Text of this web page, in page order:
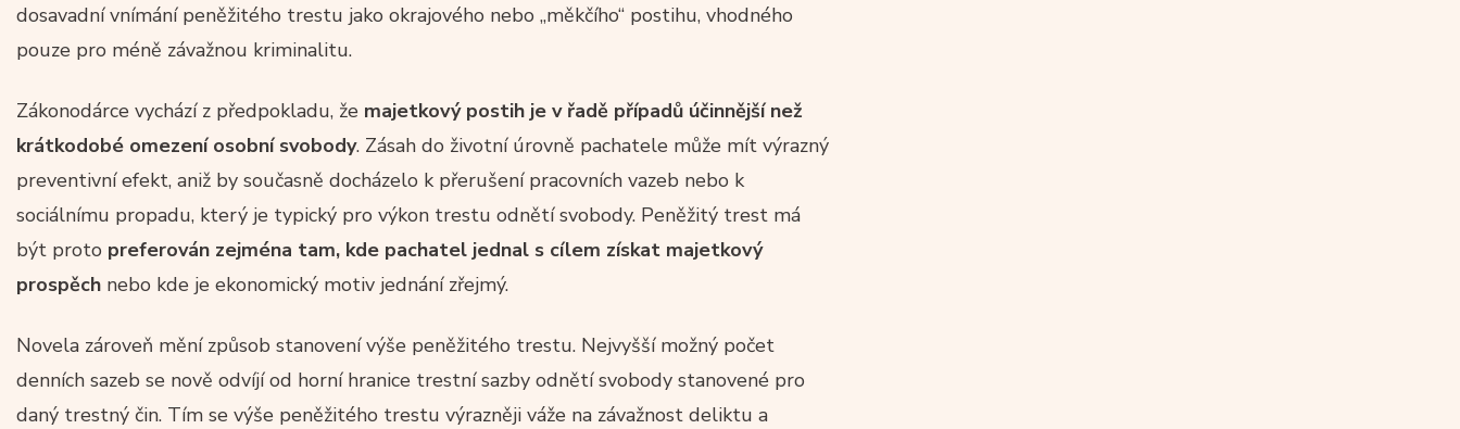
dosavadní vnímání peněžitého trestu jako okrajového nebo „měkčího“ postihu, vhodného
pouze pro méně závažnou kriminalitu.
Zákonodárce vychází z předpokladu, že majetkový postih je v řadě případů účinnější než
krátkodobé omezení osobní svobody. Zásah do životní úrovně pachatele může mít výrazný
preventivní efekt, aniž by současně docházelo k přerušení pracovních vazeb nebo k
sociálnímu propadu, který je typický pro výkon trestu odnětí svobody. Peněžitý trest má
být proto preferován zejména tam, kde pachatel jednal s cílem získat majetkový
prospěch nebo kde je ekonomický motiv jednání zřejmý.
Novela zároveň mění způsob stanovení výše peněžitého trestu. Nejvyšší možný počet
denních sazeb se nově odvíjí od horní hranice trestní sazby odnětí svobody stanovené pro
daný trestný čin. Tím se výše peněžitého trestu výrazněji váže na závažnost deliktu a